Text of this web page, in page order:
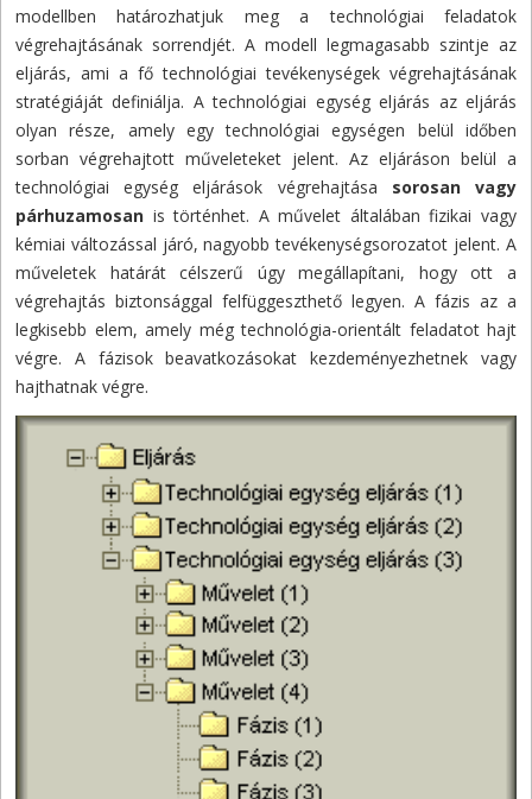
modellben határozhatjuk meg a technológiai feladatok
végrehajtásának sorrendjét. A modell legmagasabb szintje az
eljárás, ami a fő technológiai tevékenységek végrehajtásának
stratégiáját definiálja. A technológiai egység eljárás az eljárás
olyan része, amely egy technológiai egységen belül időben
sorban végrehajtott műveleteket jelent. Az eljáráson belül a
technológiai egység eljárások végrehajtása sorosan vagy
párhuzamosan is történhet. A művelet általában fizikai vagy
kémiai változással járó, nagyobb tevékenységsorozatot jelent. A
műveletek határát célszerű úgy megállapítani, hogy ott a
végrehajtás biztonsággal felfüggeszthető legyen. A fázis az a
legkisebb elem, amely még technológia-orientált feladatot hajt
végre. A fázisok beavatkozásokat kezdeményezhetnek vagy
hajthatnak végre.